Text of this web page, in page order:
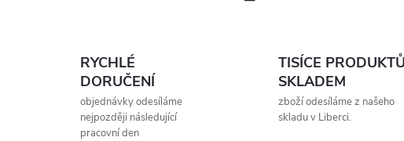
RYCHLÉ
DORUČENÍ
objednávky odesíláme
nejpozději následující
pracovní den
TISÍCE
SKLADEM
zboží odesíláme z našeho
skladu v Liberci.